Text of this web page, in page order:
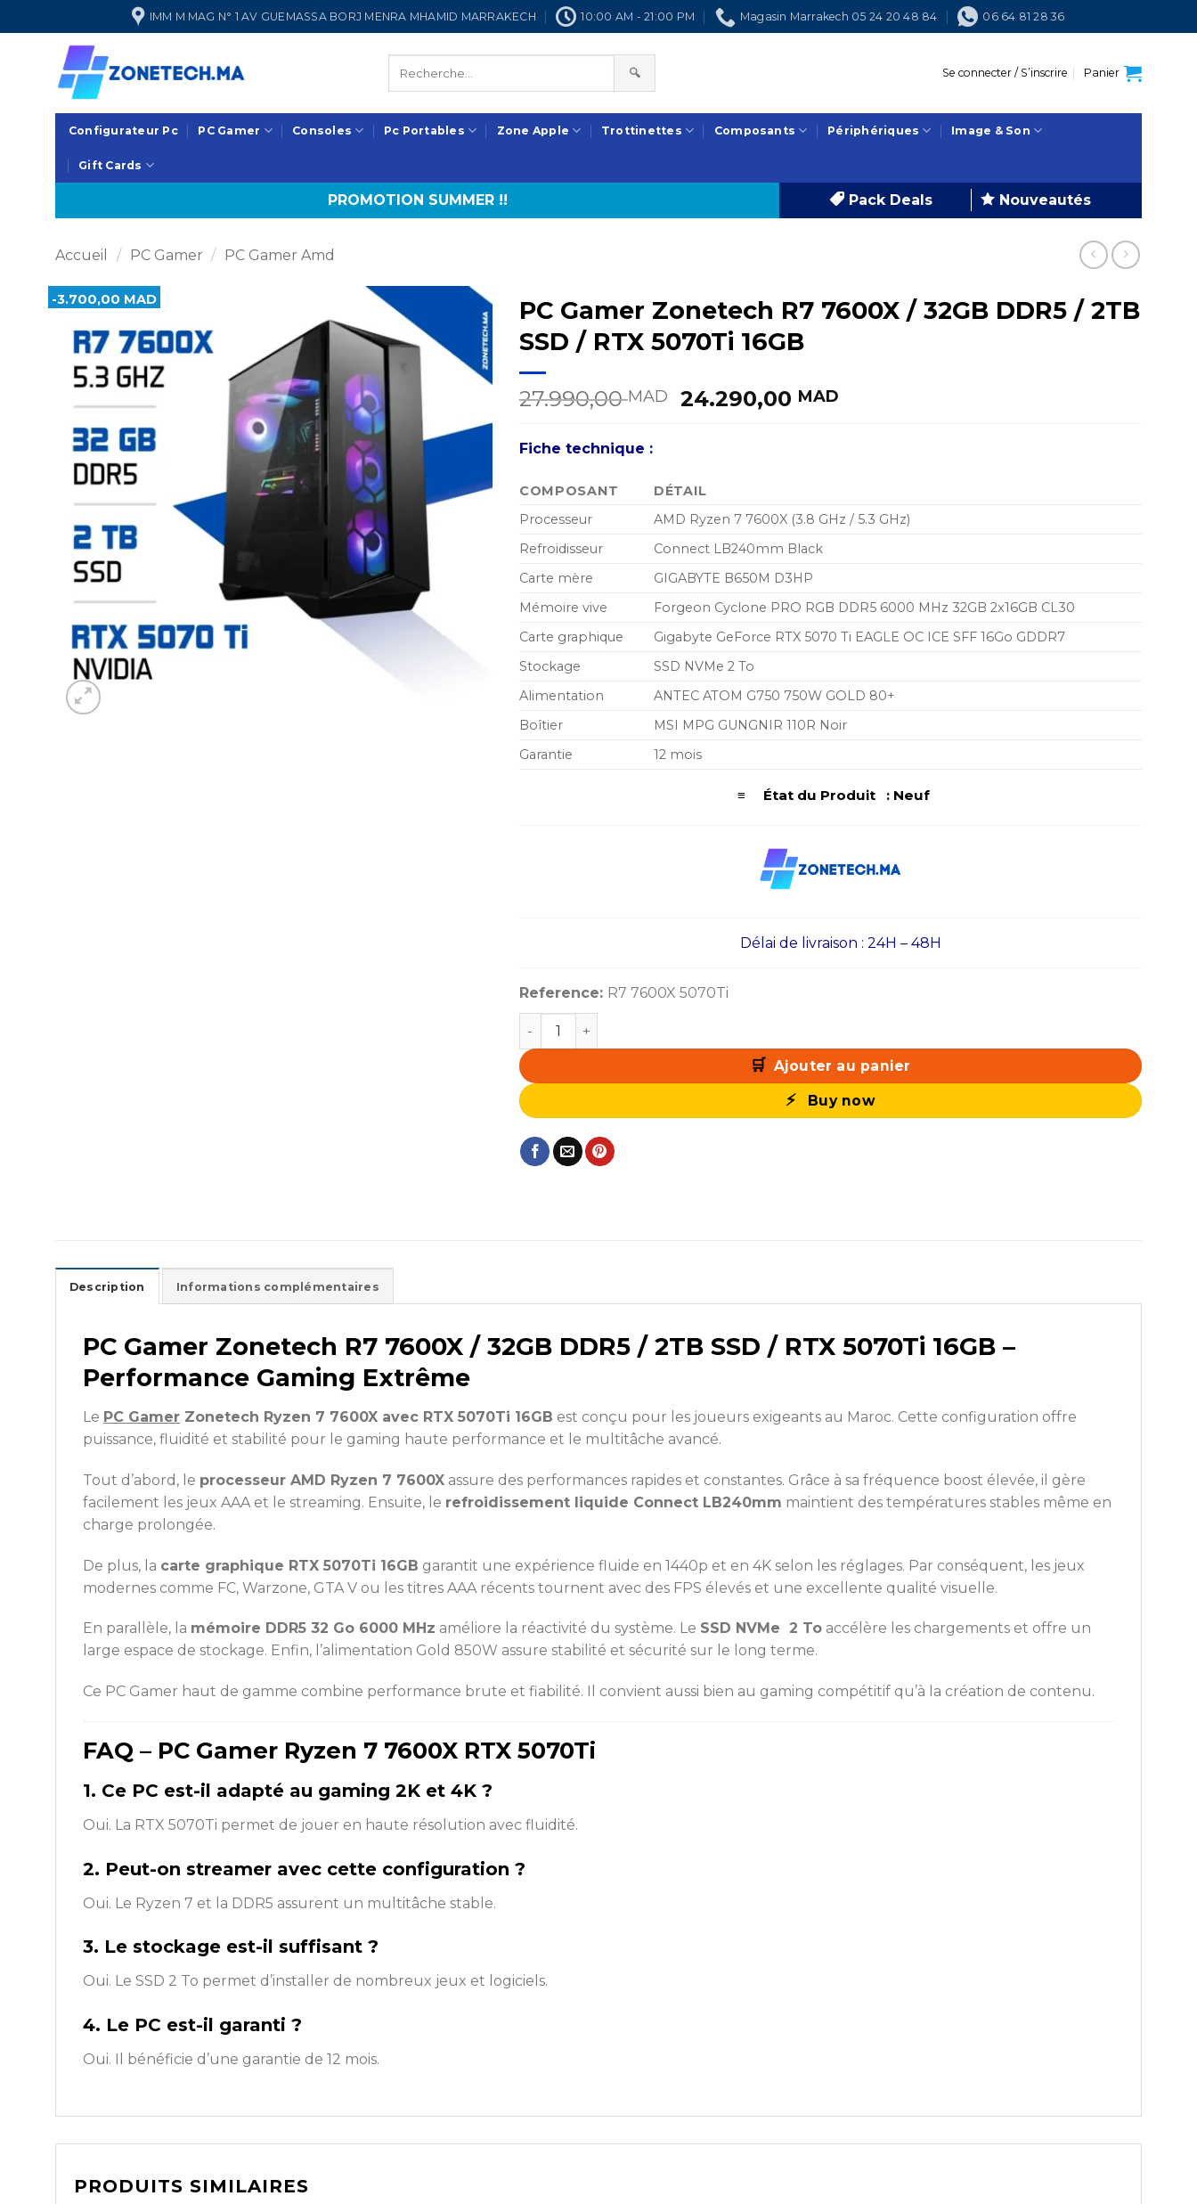
au
IMM M MAG N° 1 AV GUEMASSA BORJ MENRA MHAMID MARRAKECH 10:00 AM - 21:00 PM Magasin Marrakech 05 24 20 48 84 06 64 81 28 36
🔍 Se connecter / S’inscrire Panier
Configurateur Pc PC Gamer Consoles Pc Portables Zone Apple Trottinettes Composants Périphériques Image & Son
Gift Cards
PROMOTION SUMMER !! Pack Deals Nouveautés
Accueil / PC Gamer / PC Gamer Amd
-3.700,00 MAD
PC Gamer Zonetech R7 7600X / 32GB DDR5 / 2TB
SSD / RTX 5070Ti 16GB
27.990,00MAD
Le
27.990,00 MAD.
24.290,00 MAD
Fiche technique :
COMPOSANT
DÉTAIL
Processeur
AMD Ryzen 7 7600X (3.8 GHz / 5.3 GHz)
Refroidisseur
Connect LB240mm Black
Carte mère
GIGABYTE B650M D3HP
Mémoire vive
Forgeon Cyclone PRO RGB DDR5 6000 MHz 32GB 2x16GB CL30
Carte graphique
Gigabyte GeForce RTX 5070 Ti EAGLE OC ICE SFF 16Go GDDR7
Stockage
SSD NVMe 2 To
Alimentation
ANTEC ATOM G750 750W GOLD 80+
Boîtier
MSI MPG GUNGNIR 110R Noir
Garantie
12 mois
≡ État du Produit : Neuf
Délai de livraison : 24H – 48H
Reference: R7 7600X 5070Ti
quantité de PC Gamer Zonetech R7 7600X / 32GB DDR5 / 2TB SSD / RTX 5070Ti 16GB
Ajouter au panier
Buy now
Description Informations complémentaires
PC Gamer Zonetech R7 7600X / 32GB DDR5 / 2TB SSD / RTX 5070Ti 16GB –
Performance Gaming Extrême
Le PC Gamer Zonetech Ryzen 7 7600X avec RTX 5070Ti 16GB est conçu pour les joueurs exigeants au Maroc. Cette configuration offre
puissance, fluidité et stabilité pour le gaming haute performance et le multitâche avancé.
Tout d’abord, le processeur AMD Ryzen 7 7600X assure des performances rapides et constantes. Grâce à sa fréquence boost élevée, il gère
facilement les jeux AAA et le streaming. Ensuite, le refroidissement liquide Connect LB240mm maintient des températures stables même en
charge prolongée.
De plus, la carte graphique RTX 5070Ti 16GB garantit une expérience fluide en 1440p et en 4K selon les réglages. Par conséquent, les jeux
modernes comme FC, Warzone, GTA V ou les titres AAA récents tournent avec des FPS élevés et une excellente qualité visuelle.
En parallèle, la mémoire DDR5 32 Go 6000 MHz améliore la réactivité du système. Le SSD NVMe 2 To accélère les chargements et offre un
large espace de stockage. Enfin, l’alimentation Gold 850W assure stabilité et sécurité sur le long terme.
Ce PC Gamer haut de gamme combine performance brute et fiabilité. Il convient aussi bien au gaming compétitif qu’à la création de contenu.
FAQ – PC Gamer Ryzen 7 7600X RTX 5070Ti
1. Ce PC est-il adapté au gaming 2K et 4K ?
Oui. La RTX 5070Ti permet de jouer en haute résolution avec fluidité.
2. Peut-on streamer avec cette configuration ?
Oui. Le Ryzen 7 et la DDR5 assurent un multitâche stable.
3. Le stockage est-il suffisant ?
Oui. Le SSD 2 To permet d’installer de nombreux jeux et logiciels.
4. Le PC est-il garanti ?
Oui. Il bénéficie d’une garantie de 12 mois.
PRODUITS SIMILAIRES